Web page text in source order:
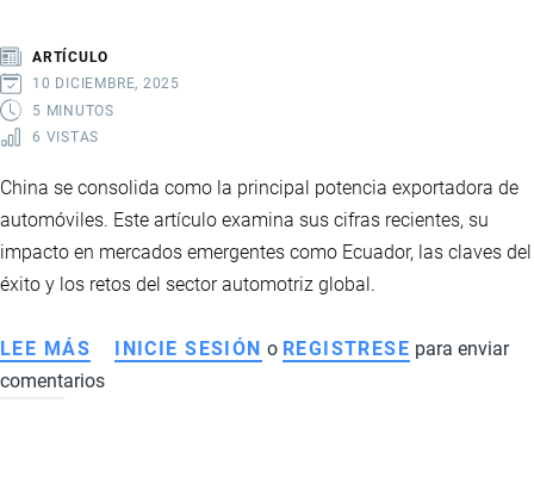
EN
UN
MERCADO
ARTÍCULO
10 DICIEMBRE, 2025
5 MINUTOS
6 VISTAS
China se consolida como la principal potencia exportadora de
automóviles. Este artículo examina sus cifras recientes, su
impacto en mercados emergentes como Ecuador, las claves del
éxito y los retos del sector automotriz global.
LEE MÁS SOBRE
EL
INICIE SESIÓN o REGISTRESE para enviar
comentarios